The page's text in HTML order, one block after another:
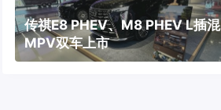
传祺E8 PHEV、M8 PHEV L插混
MPV双车上市